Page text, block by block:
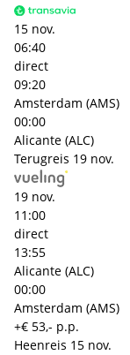
15 nov.
06:40
direct
09:20
Amsterdam (AMS)
00:00
Alicante (ALC)
Terugreis 19 nov.
19 nov.
11:00
direct
13:55
Alicante (ALC)
00:00
Amsterdam (AMS)
+€ 53,- p.p.
Heenreis 15 nov.